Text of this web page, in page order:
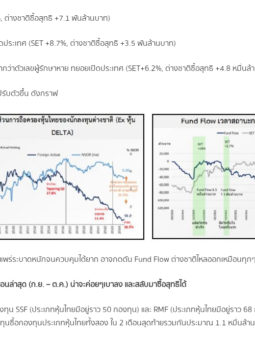
ต่างชาติซื้อสุทธิ +7.1 พันล้านบาท)
ะเทศ (SET +8.7%, ต่างชาติซื้อสุทธิ +3.5 พันล้านบาท)
าตัวเลขผู้รักษาหาย ทยอยเปิดประเทศ (SET+6.2%, ต่างชาติซื้อสุทธิ +4.8 หมื่นล้
รับตัวขึ้น ดังกราฟ
ร่ระบาดหนักจนควบคุมได้ยาก อาจกดดัน Fund Flow ต่างชาติไหลออกเหมือนทุก
ล่าสุด (ก.ย. – ต.ค.) น่าจะค่อยๆเบาลง และสลับมาซื้อสุทธิได้
น SSF (ประเภทหุ้นไทยมีอยู่ราว 50 กองทุน) และ RMF (ประเภทหุ้นไทยมีอยู่ราว
นซื้อกองทุนประเภทหุ้นไทยทั้งสอง ใน 2 เดือนสุดท้ายรวมกันประมาณ 1.1 หมื่นล้